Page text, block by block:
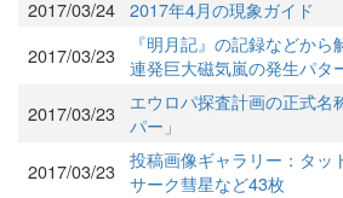
2017/03/24 2017年4月の現象ガイド
2017/03/23
『明月記』の記録などか
連発巨大磁気嵐の発生パタ
2017/03/23
エウロパ探査計画の正式名
パー」
2017/03/23 投稿画像ギャラリー：タッ
サーク彗星など43枚